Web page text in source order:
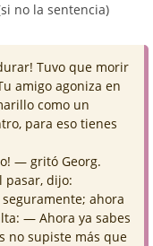
no la sentencia)
Tuvo que morir
amigo agoniza en
como un
para eso tienes
— gritó Georg.
pasar, dijo:
ahora
— Ahora ya sabes
no supiste más que